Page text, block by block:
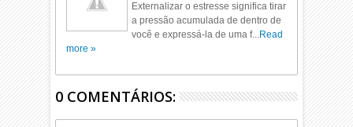
Externalizar o estresse significa tirar
a pressão acumulada de dentro de
você e expressá-la de uma f...Read
more »
0 COMENTÁRIOS: